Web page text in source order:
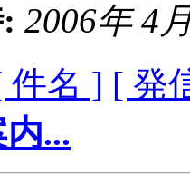
2006年 4
件名 ] [ 発
...